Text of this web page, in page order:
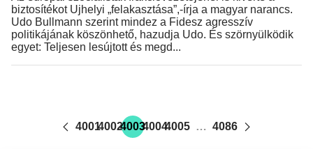
biztosítékot Ujhelyi „felakasztása”,-írja a magyar narancs.
Udo Bullmann szerint mindez a Fidesz agresszív
politikájának köszönhető, hazudja Udo. És szörnyülködik
egyet: Teljesen lesújtott és megd...
40014002400340044005 … 4086